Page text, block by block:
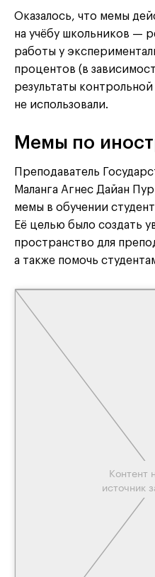
Оказалось, что мемы
на учёбу школьников —
работы у
процентов (в
результаты
не использовали.
Мемы по
Преподаватель
Маланга Агнес Дайан
мемы в обучении
Её целью было создать
пространство для
а также помочь
View this